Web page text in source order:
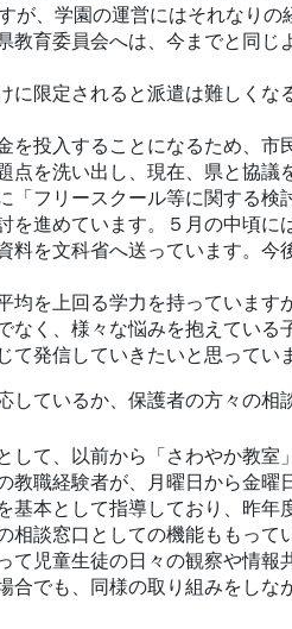
が、学園の運営にはそれなり
育委員会へは、今までと同じ
に限定されると派遣は難しく
投入することになるため、市
を洗い出し、現在、県と協議
フリースクール等に関する検
を進めています。５月の中頃
を文科省へ送っています。今
を上回る学力を持っています
く、様々な悩みを抱えている
発信していきたいと思ってい
ているか、保護者の方々の相
て、以前から「さわやか教室
教職経験者が、月曜日から金
本として指導しており、昨年
談窓口としての機能ももって
児童生徒の日々の観察や情報
でも、同様の取り組みをしな